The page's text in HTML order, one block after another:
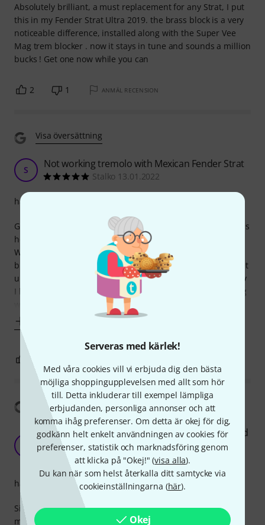
Serveras med kärlek!
Med våra cookies vill vi erbjuda dig den bästa
möjliga shoppingupplevelsen med allt som hör
till. Detta inkluderar till exempel lämpliga
erbjudanden, personliga annonser och att
komma ihåg preferenser. Om detta är okej för dig,
godkänn helt enkelt användningen av cookies för
preferenser, statistik och marknadsföring genom
att klicka på "Okej!" (visa alla).
Du kan när som helst återkalla ditt samtycke via
cookieinställningarna (här).
Okej
Absolutely brilliant, a must replacement for any Strat, I put
this in my Fender Strat Ultra 2019. the brass block is a very
noticeable difference, installed along with the Super Vee
Mag trem blocker . now it stays in tune and sounds a million
bucks ! Get one now while you can
2 1 ANMÄL RECENSION
Visa översättning
S Not working tremolo with Mexican Fender Strat
Stalko 13.01.2022
Good quality of materials. Looks reliable. But no instructions
how to mount this type of tremolo. Wasted a lot of time.
When i tried several times to install i had no sustain and a
big clearance between tremolo and body. Then I tried to set
up once again and broken the new strings. On the next day
I bought new strings and tried once again. Now it's working
hantverkskvalitet
4
Visa översättning
My luthier says it's the best tremolo he's worked
with
Kikodasneves 08.09.2024
Silky smooth tremolo action and really changed the tone of
my Stratocaster (for better!). I feel it has more acoustic
hantverkskvalitet